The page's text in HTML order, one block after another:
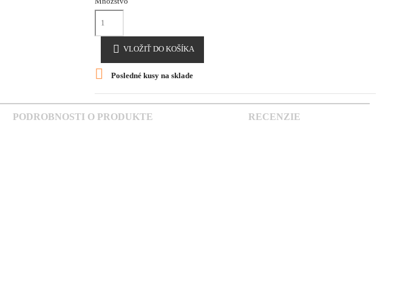
 VLOŽIŤ DO KOŠÍKA
 Posledné kusy na sklade
PODROBNOSTI O PRODUKTE RECENZIE